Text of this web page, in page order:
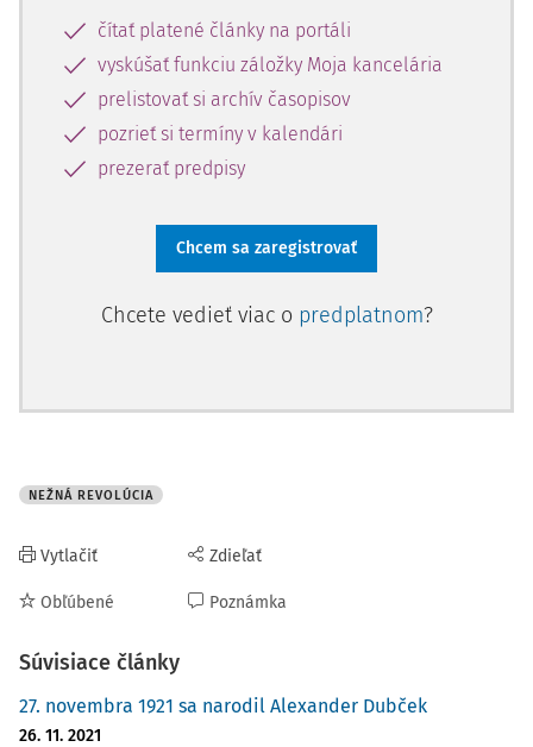
čítať platené články na portáli
vyskúšať funkciu záložky Moja kancelária
prelistovať si archív časopisov
pozrieť si termíny v kalendári
prezerať predpisy
Chcem sa zaregistrovať
Chcete vedieť viac o predplatnom?
NEŽNÁ REVOLÚCIA
Vytlačiť
Obľúbené
Zdieľať
Poznámka
Súvisiace články
27. novembra 1921 sa narodil Alexander Dubček
26. 11. 2021